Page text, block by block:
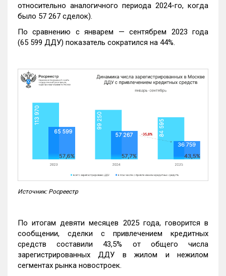
относительно аналогичного периода 2024-го, когда
было 57 267 сделок).
По сравнению с январем — сентябрем 2023 года
(65 599 ДДУ) показатель сократился на 44%.
Источник: Росреестр
По итогам девяти месяцев 2025 года, говорится в
сообщении, сделки с привлечением кредитных
средств составили 43,5% от общего числа
зарегистрированных ДДУ в жилом и нежилом
сегментах рынка новостроек.